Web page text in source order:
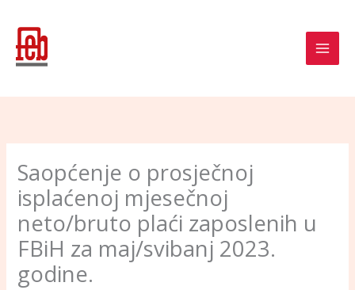
content
Saopćenje o prosječnoj
isplaćenoj mjesečnoj
neto/bruto plaći zaposlenih u
FBiH za maj/svibanj 2023.
godine.